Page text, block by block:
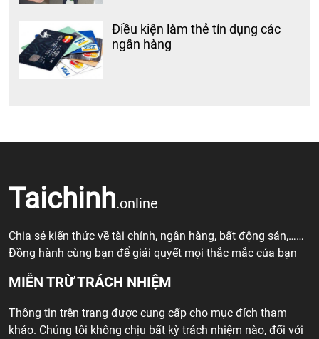
Điều kiện làm thẻ tín dụng các
ngân hàng
Taichinh.online
Chia sẻ kiến thức về tài chính, ngân hàng, bất động sản,……
Đồng hành cùng bạn để giải quyết mọi thắc mắc của bạn
MIỄN TRỪ TRÁCH NHIỆM
Thông tin trên trang được cung cấp cho mục đích tham
khảo. Chúng tôi không chịu bất kỳ trách nhiệm nào, đối với